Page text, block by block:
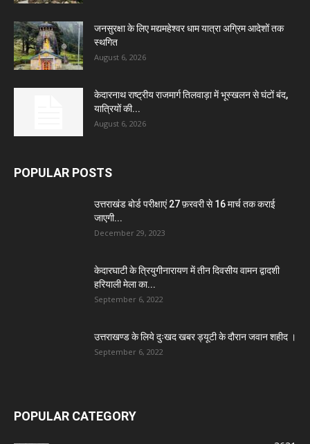
जनसुरक्षा के लिए मद्यमहेश्वर धाम यात्रा अग्रिम आदेशों तक
स्थगित
August 6, 2026
केदारनाथ राष्ट्रीय राजमार्ग तिलवाड़ा में भूस्खलन से घंटों बंद,
यात्रियों की...
August 6, 2026
POPULAR POSTS
उत्तराखंड बोर्ड परीक्षाएं 27 फ़रवरी से 16 मार्च तक कराई
जाएगी...
December 29, 2023
केदारघाटी के त्रियुगीनारायण में तीन दिवसीय वामन द्वादशी
हरियाली मेला का...
September 6, 2022
उत्तराखण्ड के लिये दुःखद खबर ड्यूटी के दौरान जवान शहीद ।
September 6, 2022
POPULAR CATEGORY